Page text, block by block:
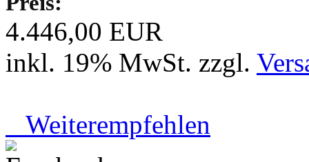
4.446,00 EUR
inkl. 19% MwSt. zzgl.
Weiterempfehlen